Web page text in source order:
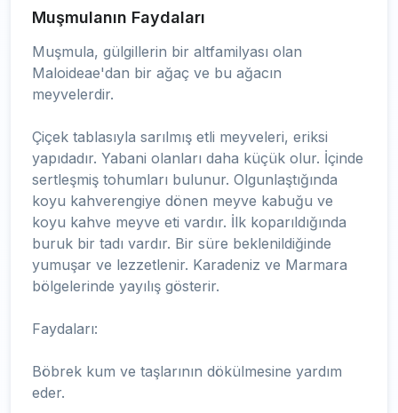
Muşmulanın Faydaları
Muşmula, gülgillerin bir altfamilyası olan
Maloideae'dan bir ağaç ve bu ağacın
meyvelerdir.
Çiçek tablasıyla sarılmış etli meyveleri, eriksi
yapıdadır. Yabani olanları daha küçük olur. İçinde
sertleşmiş tohumları bulunur. Olgunlaştığında
koyu kahverengiye dönen meyve kabuğu ve
koyu kahve meyve eti vardır. İlk koparıldığında
buruk bir tadı vardır. Bir süre beklenildiğinde
yumuşar ve lezzetlenir. Karadeniz ve Marmara
bölgelerinde yayılış gösterir.
Faydaları:
Böbrek kum ve taşlarının dökülmesine yardım
eder.